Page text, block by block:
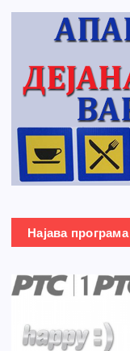
Најава програма